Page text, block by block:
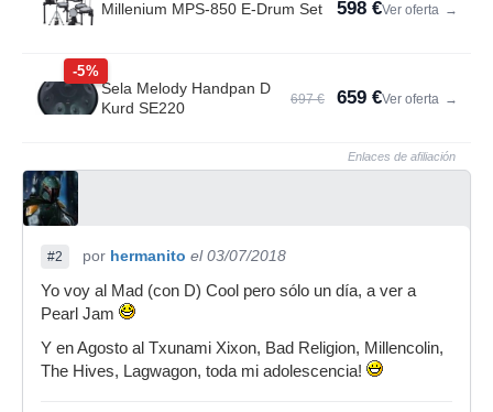
Millenium MPS-850 E-Drum Set 598 €Ver oferta →
-5%
Sela Melody Handpan D
Kurd SE220
697 € 659 €Ver oferta →
Enlaces de afiliación
#2 por hermanito el 03/07/2018
Yo voy al Mad (con D) Cool pero sólo un día, a ver a
Pearl Jam
Y en Agosto al Txunami Xixon, Bad Religion, Millencolin,
The Hives, Lagwagon, toda mi adolescencia!